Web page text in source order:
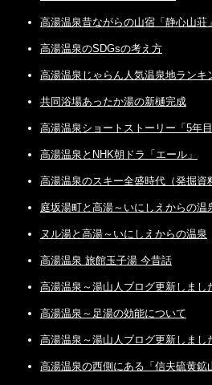
高湯温泉昔ながらの山宿「静心山荘」
高湯温泉のSDGsの考え方
高湯温泉じゃらん人気温泉地ランキ
共同浴場あったか湯の新樋完成
高湯温泉ショートストーリー「5年
高湯温泉とNHK朝ドラ「エール」
高湯温泉のスキー全盛時代（発掘資
庭坂湯町と高湯～いにしえからの温
ヌル湯と高湯～いにしえからの温泉
高湯温泉 旅館玉子湯 今昔話
高湯温泉～湯山人ブログ更新しまし
高湯温泉～足湯の効能について
高湯温泉～湯山人ブログ更新しまし
高湯温泉の西側にある「信夫硫黄鉱